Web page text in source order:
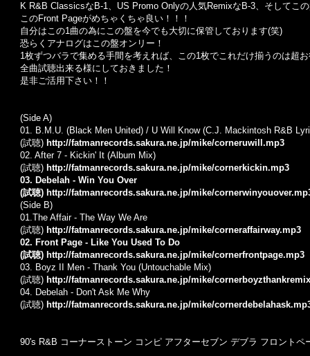
K R&B ClassicsなB-1、US Promo Onlyの人気RemixなB-3、そしてこ
このFront Pageがめちゃくちゃ良い！！！
自分はこの1曲の為にこの盤を今でも大切に保管しております(笑)
恐らくアナログはこの盤オンリー！
1枚ずつバラで集める手間を考えれば、この1枚でこれだけ揃うのは超
全曲試聴出来る様にしておきました！
是非ご活用下さい！！
(Side A)
01. B.M.U. (Black Men United) / U Will Know (C.J. Mackintosh R&B
(試聴) http://fatmanrecords.sakura.ne.jp/mike/corneruwill.mp3
02. After 7 - Kickin' It (Album Mix)
(試聴) http://fatmanrecords.sakura.ne.jp/mike/cornerkickin.mp3
03. Debelah - Win You Over
(試聴) http://fatmanrecords.sakura.ne.jp/mike/
(Side B)
01.The Affair - The Way We Are
(試聴) http://fatmanrecords.sakura.ne.jp/mike/corneraffairway.mp3
02. Front Page - Like You Used To Do
(試聴) http://fatmanrecords.sakura.ne.jp/mike/cornerfrontpage.mp3
03. Boyz II Men - Thank You (Untouchable Mix)
(試聴) http://fatmanrecords.sakura.ne.jp/mike/
04. Debelah - Don't Ask Me Why
(試聴) http://fatmanrecords.sakura.ne.jp/mike/
90's R&B コーナーストーン コンピ アフターセブン デブラ フロントペ